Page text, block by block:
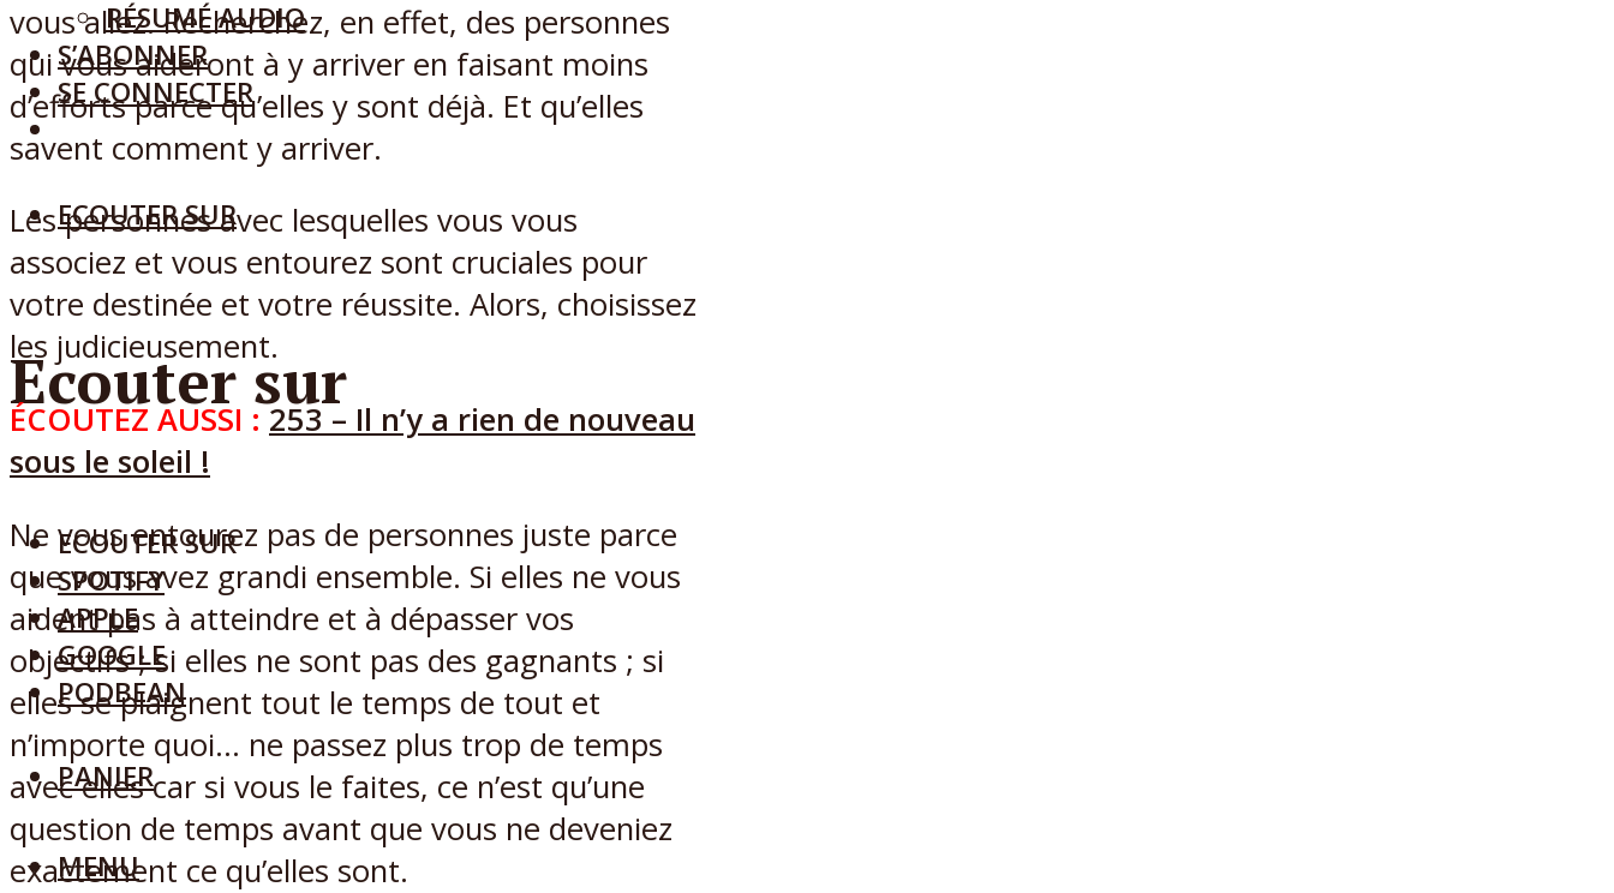
RÉSUMÉ AUDIO
S’ABONNER
SE CONNECTER
ECOUTER SUR
Ecouter sur
ECOUTER SUR
SPOTIFY
APPLE
GOOGLE
PODBEAN
PANIER
MENU
vous allez. Recherchez, en effet, des personnes
qui vous aideront à y arriver en faisant moins
d’efforts parce qu’elles y sont déjà. Et qu’elles
savent comment y arriver.
Les personnes avec lesquelles vous vous
associez et vous entourez sont cruciales pour
votre destinée et votre réussite. Alors, choisissez
les judicieusement.
ÉCOUTEZ AUSSI : 253 – Il n’y a rien de nouveau
sous le soleil !
Ne vous entourez pas de personnes juste parce
que vous avez grandi ensemble. Si elles ne vous
aident pas à atteindre et à dépasser vos
objectifs ; si elles ne sont pas des gagnants ; si
elles se plaignent tout le temps de tout et
n’importe quoi… ne passez plus trop de temps
avec elles car si vous le faites, ce n’est qu’une
question de temps avant que vous ne deveniez
exactement ce qu’elles sont.